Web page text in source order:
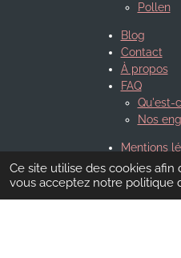
Ce site utilise des cookies
vous acceptez notre politique
Pollen
Blog
Contact
À propos
FAQ
Qu'est-
Nos
Mentions
Conditions
Conditions
Politique